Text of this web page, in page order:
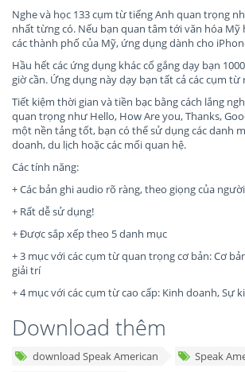
Nghe và học 133 cụm từ tiếng Anh quan trọng
nhất từng có. Nếu bạn quan tâm tới văn hóa Mỹ
các thành phố của Mỹ, ứng dụng dành cho
Hầu hết các ứng dụng khác cố gắng dạy bạn
giờ cần. Ứng dụng này dạy bạn tất cả các cụm
Tiết kiệm thời gian và tiền bạc bằng cách lắng
quan trọng như Hello, How Are you, Thanks,
một nền tảng tốt, bạn có thể sử dụng các danh
doanh, du lịch hoặc các mối quan hệ.
Các tính năng:
+ Các bản ghi audio rõ ràng, theo giọng của
+ Rất dễ sử dụng!
+ Được sắp xếp theo 5 danh mục
+ 3 mục với các cụm từ quan trọng cơ bản: Cơ
giải trí
+ 4 mục với các cụm từ cao cấp: Kinh doanh, Sự
Download thêm
download Speak American
Speak